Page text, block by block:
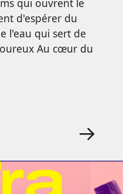
qui ouvrent le
d'espérer du
l'eau qui sert de
Au cœur du